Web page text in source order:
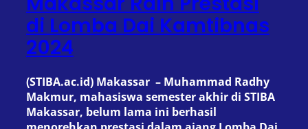
di Lomba Dai Kamtibnas
2024
(STIBA.ac.id) Makassar – Muhammad Radhy
Makmur, mahasiswa semester akhir di STIBA
Makassar, belum lama ini berhasil